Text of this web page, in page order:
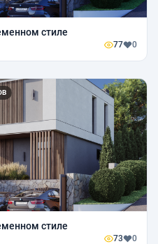
стиле
77 0
стиле
73 0